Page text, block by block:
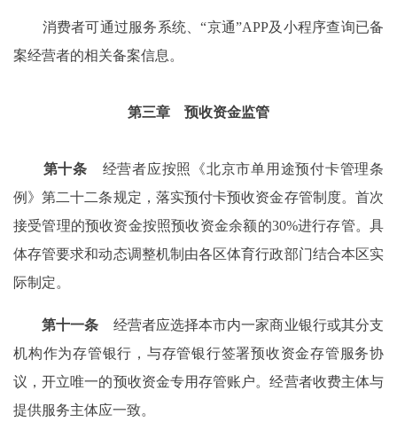
消费者可通过服务系统、“京通”APP及小程序查询已备
案经营者的相关备案信息。
第三章 预收资金监管
第十条 经营者应按照《北京市单用途预付卡管理条
例》第二十二条规定，落实预付卡预收资金存管制度。首次
接受管理的预收资金按照预收资金余额的30%进行存管。具
体存管要求和动态调整机制由各区体育行政部门结合本区实
际制定。
第十一条 经营者应选择本市内一家商业银行或其分支
机构作为存管银行，与存管银行签署预收资金存管服务协
议，开立唯一的预收资金专用存管账户。经营者收费主体与
提供服务主体应一致。